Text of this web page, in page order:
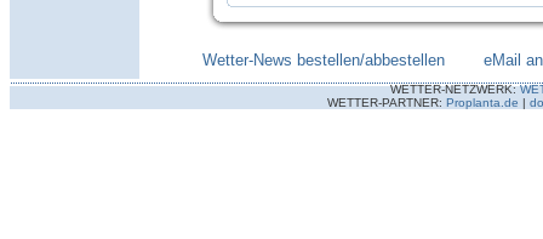
Wetter-News bestellen/abbestellen eMail
WETTER-NETZWERK:
WETTER-PARTNER: Proplanta.de |